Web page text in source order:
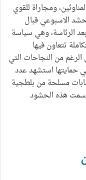
ومجاراة للقوي
الاسبوعي قبال
الرئاسة، وهي سياسة
تتعاون فيها
من النجاحات التي
حمايتها استشهد عدد
مسلحة من بلطجية
هذه الحشود